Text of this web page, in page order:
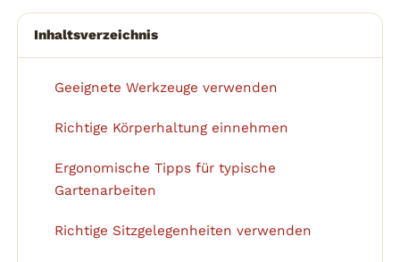
Inhaltsverzeichnis
Geeignete Werkzeuge verwenden
Richtige Körperhaltung einnehmen
Ergonomische Tipps für typische
Gartenarbeiten
Richtige Sitzgelegenheiten verwenden